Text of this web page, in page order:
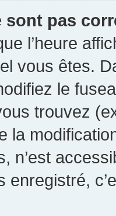
sont pas
l’heure
vous êtes.
le
trouvez
la
n’est
enregistré,